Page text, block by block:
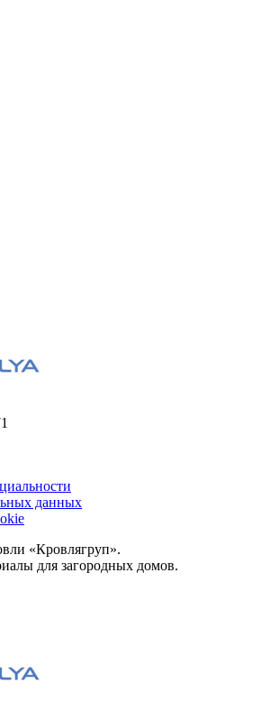
данных
«Кровлягруп».
для загородных домов.